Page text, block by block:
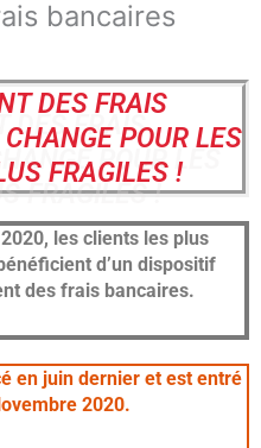
bancaires
DES FRAIS
POUR LES
FRAGILES !
les clients les plus
d’un dispositif
des frais bancaires.
en juin dernier et est entré
Novembre 2020.